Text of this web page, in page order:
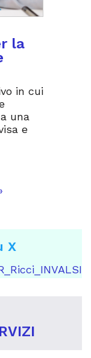
la
in cui
una
e
X